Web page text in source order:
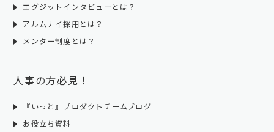
エグジットインタビューとは？
アルムナイ採用とは？
メンター制度とは？
人事の方必見！
『いっと』プロダクトチームブログ
お役立ち資料